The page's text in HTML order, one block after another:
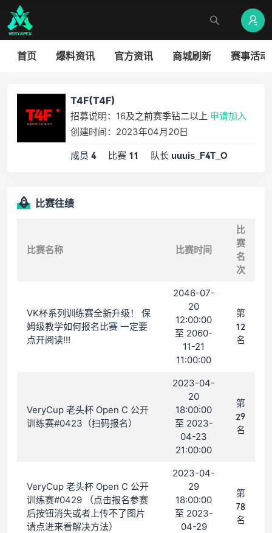
首页 爆料资讯 官方资讯 商城刷新 赛事活动
T4F(T4F)
招募说明：16及之前赛季钻二以上 申请加入
创建时间：2023年04月20日
成员 4 比赛 11 队长 uuuis_F4T_O
比赛往绩
比赛名称 比赛时间
比
赛
名
次
VK杯系列训练赛全新升级！ 保
姆级教学如何报名比赛 一定要
点开阅读!!!
2046-07-
20
12:00:00
至 2060-
11-21
11:00:00
第
12
名
VeryCup 老头杯 Open C 公开
训练赛#0423（扫码报名）
2023-04-
20
18:00:00
至 2023-
04-23
21:00:00
第
29
名
VeryCup 老头杯 Open C 公开
训练赛#0429 （点击报名参赛
后按钮消失或者上传不了图片
请点进来看解决方法）
2023-04-
29
18:00:00
至 2023-
04-29
第
78
名